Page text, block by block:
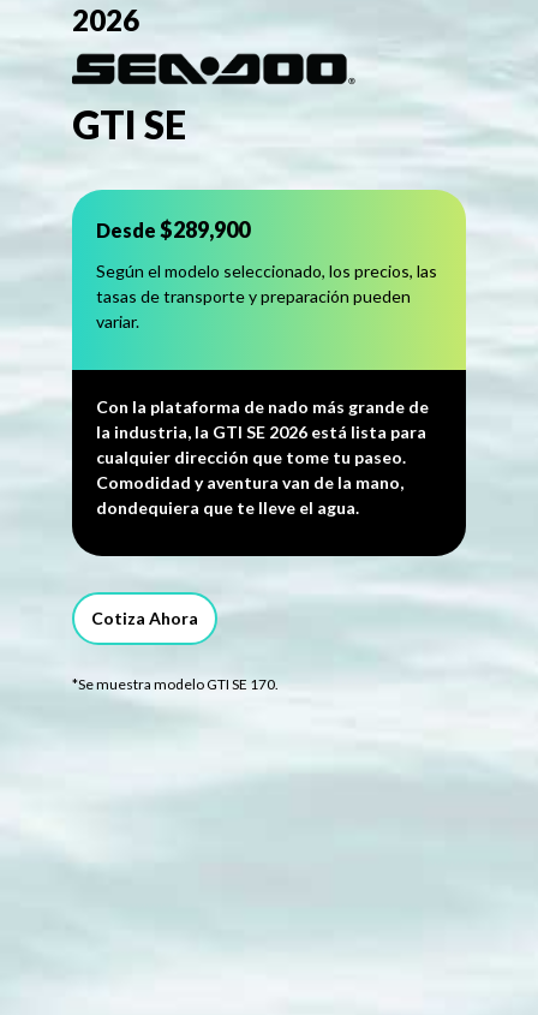
2026
GTI SE
Desde $289,900
Según el modelo seleccionado, los precios, las
tasas de transporte y preparación pueden
variar.
Con la plataforma de nado más grande de
la industria, la GTI SE 2026 está lista para
cualquier dirección que tome tu paseo.
Comodidad y aventura van de la mano,
dondequiera que te lleve el agua.
Cotiza Ahora
*Se muestra modelo GTI SE 170.